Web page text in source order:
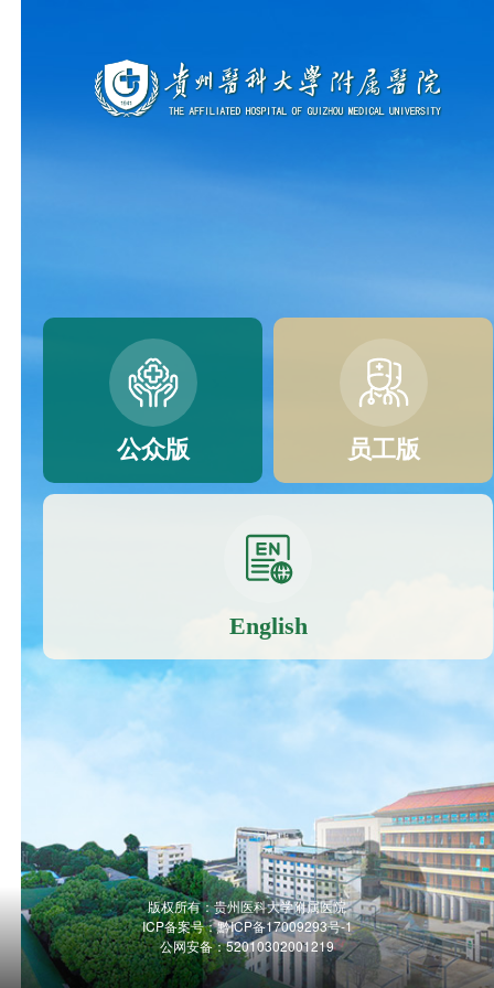
公众版 员工版
English
版权所有：贵州医科大学附属医院
ICP备案号：黔ICP备17009293号-1
公网安备：52010302001219